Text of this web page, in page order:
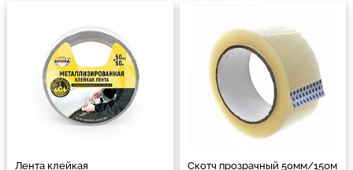
Лента клейкая
Скотч прозрачный 50мм/150м